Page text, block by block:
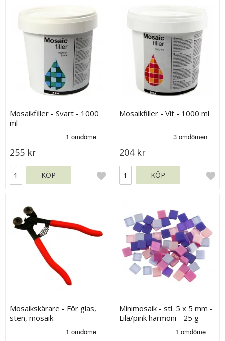
Mosaikfiller - Svart - 1000
ml
255 kr
KÖP
Mosaikfiller - Vit - 1000 ml
204 kr
KÖP
Mosaikskärare - För glas,
sten, mosaik
Minimosaik - stl. 5 x 5 mm -
Lila/pink harmoni - 25 g